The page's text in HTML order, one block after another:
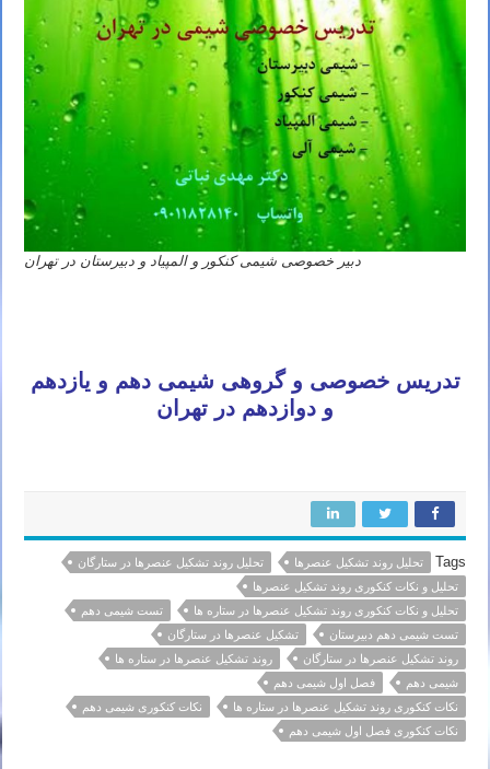
دبیر خصوصی شیمی کنکور و المپیاد و دبیرستان در تهران
تدریس خصوصی و گروهی شیمی دهم و یازدهم
و دوازدهم در تهران
Tags تحلیل روند تشکیل عنصرها
تحلیل روند تشکیل عنصرها در ستارگان
تحلیل و نکات کنکوری روند تشکیل عنصرها
تحلیل و نکات کنکوری روند تشکیل عنصرها در ستاره ها
تست شیمی دهم
تست شیمی دهم دبیرستان
تشکیل عنصرها در ستارگان
روند تشکیل عنصرها در ستارگان
روند تشکیل عنصرها در ستاره ها
شیمی دهم
فصل اول شیمی دهم
نکات کنکوری روند تشکیل عنصرها در ستاره ها
نکات کنکوری شیمی دهم
نکات کنکوری فصل اول شیمی دهم